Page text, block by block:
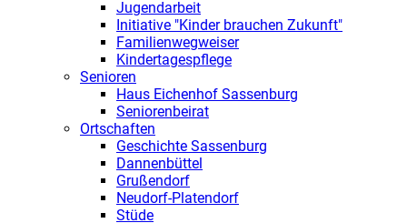
Jugendarbeit
Initiative "Kinder brauchen Zukunft"
Familienwegweiser
Kindertagespflege
Senioren
Haus Eichenhof Sassenburg
Seniorenbeirat
Ortschaften
Geschichte Sassenburg
Dannenbüttel
Grußendorf
Neudorf-Platendorf
Stüde